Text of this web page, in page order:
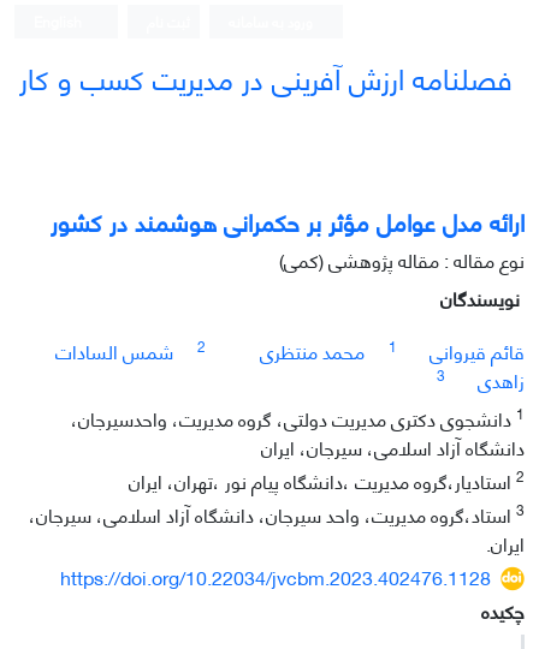
فصلنامه ارزش آفرینی در مدیریت کسب و کار
ارائه مدل عوامل مؤثر بر حکمرانی هوشمند در کشور
نوع مقاله : مقاله پژوهشی (کمی)
نویسندگان
قائم قیروانی
1 محمد منتظری 2
شمس السادات
زاهدی
3
1 دانشجوی دکتری مدیریت دولتی، گروه مدیریت، واحدسیرجان،
دانشگاه آزاد اسلامی، سیرجان، ایران
2 استادیار،گروه مدیریت ،دانشگاه پیام نور ،تهران، ایران
3 استاد،گروه مدیریت، واحد سیرجان، دانشگاه آزاد اسلامی، سیرجان،
ایران.
https://doi.org/10.22034/jvcbm.2023.402476.1128
چکیده